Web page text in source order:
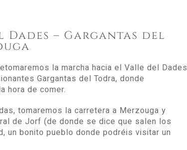
Dades – Gargantas del
la marcha hacia el Valle del Dades
Gargantas del Todra, donde
hora de comer.
tomaremos la carretera a Merzouga y
de Jorf (de donde se dice que salen los
un bonito pueblo donde podréis visitar un